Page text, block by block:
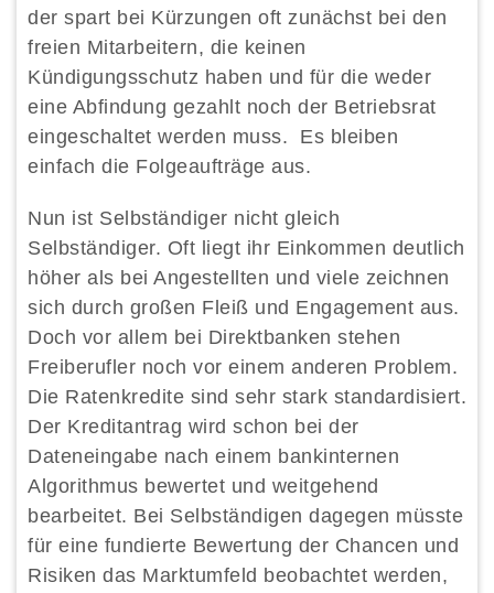
der spart bei Kürzungen oft zunächst bei den
freien Mitarbeitern, die keinen
Kündigungsschutz haben und für die weder
eine Abfindung gezahlt noch der Betriebsrat
eingeschaltet werden muss. Es bleiben
einfach die Folgeaufträge aus.
Nun ist Selbständiger nicht gleich
Selbständiger. Oft liegt ihr Einkommen deutlich
höher als bei Angestellten und viele zeichnen
sich durch großen Fleiß und Engagement aus.
Doch vor allem bei Direktbanken stehen
Freiberufler noch vor einem anderen Problem.
Die Ratenkredite sind sehr stark standardisiert.
Der Kreditantrag wird schon bei der
Dateneingabe nach einem bankinternen
Algorithmus bewertet und weitgehend
bearbeitet. Bei Selbständigen dagegen müsste
für eine fundierte Bewertung der Chancen und
Risiken das Marktumfeld beobachtet werden,